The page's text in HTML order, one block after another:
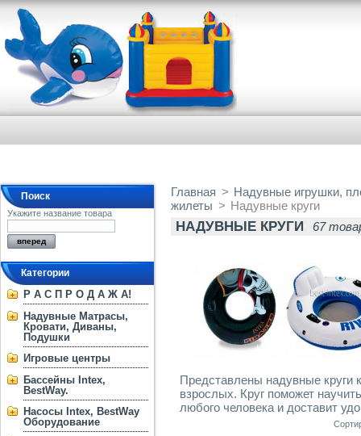
Поиск
Укажите название товара
Категории
Р А С П Р О Д А Ж А!
Надувные Матрасы,
Кровати, Диваны,
Подушки
Игровые центры
Бассейны Intex,
BestWay.
Насосы Intex, BestWay
Оборудование
Главная > Надувные игрушки,
жилеты > Надувные круги
НАДУВНЫЕ КРУГИ 67
Представлены надувные круги
взрослых. Круг поможет
любого человека и доставит